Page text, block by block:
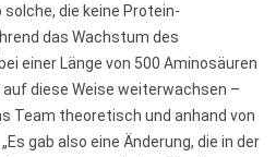
die keine Protein-
das Wachstum des
einer Länge von 500 Aminosäuren
diese Weise weiterwachsen –
Team theoretisch und anhand von
gab also eine Änderung, die in der